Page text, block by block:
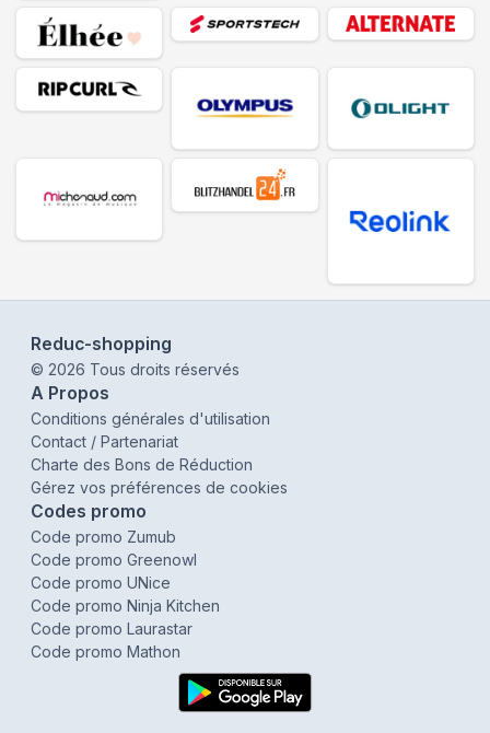
Reduc-shopping
© 2026 Tous droits réservés
A Propos
Conditions générales d'utilisation
Contact / Partenariat
Charte des Bons de Réduction
Gérez vos préférences de cookies
Codes promo
Code promo Zumub
Code promo Greenowl
Code promo UNice
Code promo Ninja Kitchen
Code promo Laurastar
Code promo Mathon